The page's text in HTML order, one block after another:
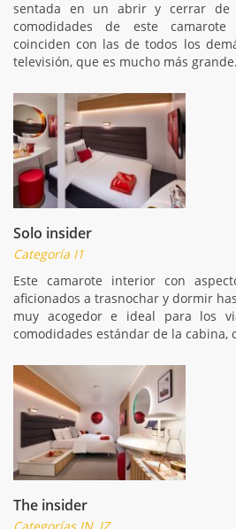
sentada en un abrir y cerrar de
comodidades de este
coinciden con las de todos los
televisión, que es mucho más grande.
Solo insider
Categoría I1
Este camarote interior con
aficionados a trasnochar y dormir
muy acogedor e ideal para los
comodidades estándar de la cabina,
The insider